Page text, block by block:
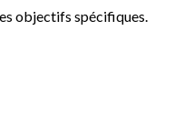
objectifs spécifiques.